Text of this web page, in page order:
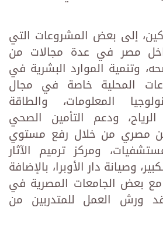
إلى بعض المشروعات التي
مصر في عدة مجالات من
وتنمية الموارد البشرية في
المحلية خاصة في مجال
المعلومات، والطاقة
ودعم التأمين الصحي
مصري من خلال رفع مستوي
ومركز ترميم الآثار
وصيانة دار الأوبرا، بالإضافة
بعض الجامعات المصرية في
ورش العمل للمتدربين من